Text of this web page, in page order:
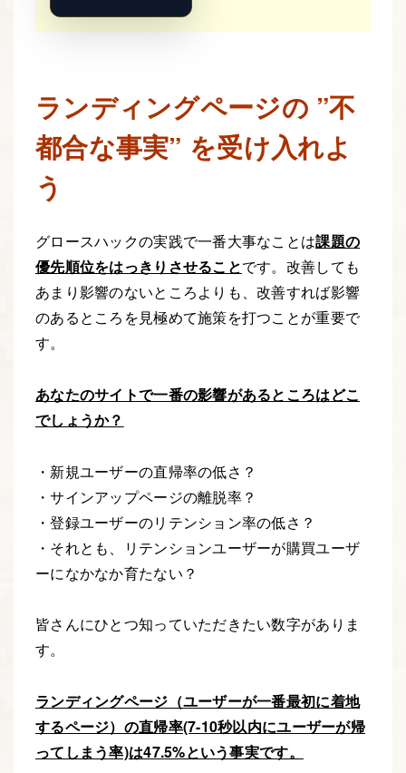
ランディングページの ”不
都合な事実” を受け入れよ
う
グロースハックの実践で一番大事なことは課題の
優先順位をはっきりさせることです。改善しても
あまり影響のないところよりも、改善すれば影響
のあるところを見極めて施策を打つことが重要で
す。
あなたのサイトで一番の影響があるところはどこ
でしょうか？
・新規ユーザーの直帰率の低さ？
・サインアップページの離脱率？
・登録ユーザーのリテンション率の低さ？
・それとも、リテンションユーザーが購買ユーザ
ーになかなか育たない？
皆さんにひとつ知っていただきたい数字がありま
す。
ランディングページ（ユーザーが一番最初に着地
するページ）の直帰率(7-10秒以内にユーザーが帰
ってしまう率)は47.5%という事実です。